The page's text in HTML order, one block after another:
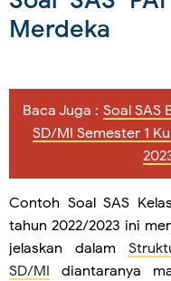
Merdeka
Baca Juga : Soal SAS
SD/MI Semester 1
Contoh Soal SAS
tahun 2022/2023 ini
jelaskan dalam
SD/MI diantaranya